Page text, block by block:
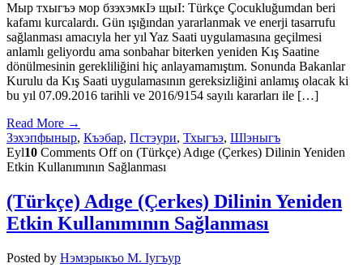
Мыр тхыгъэ мор бзэхэмкIэ щыI: Türkçe Çocukluğumdan beri
kafamı kurcalardı. Gün ışığından yararlanmak ve enerji tasarrufu
sağlanması amacıyla her yıl Yaz Saati uygulamasına geçilmesi
anlamlı geliyordu ama sonbahar biterken yeniden Kış Saatine
dönülmesinin gerekliliğini hiç anlayamamıştım. Sonunda Bakanlar
Kurulu da Kış Saati uygulamasının gereksizliğini anlamış olacak ki
bu yıl 07.09.2016 tarihli ve 2016/9154 sayılı kararları ile […]
Read More →
Зэхэпфыныр, Къэбар, Пстэури, Тхыгъэ, Шӏэныгъ
Eyl10 Comments Offon (Türkçe) Adıge (Çerkes) Dilinin Yeniden
Etkin Kullanımının Sağlanması
(Türkçe) Adıge (Çerkes) Dilinin Yeniden
Etkin Kullanımının Sağlanması
Posted by Нэмэрыкъо М. Iугъур